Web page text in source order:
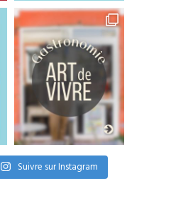
Suivre sur Instagram